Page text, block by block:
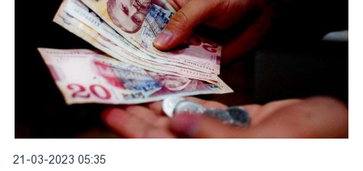
21-03-2023 05:35